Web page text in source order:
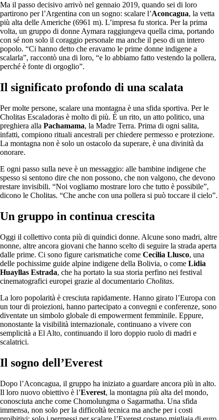
Ma il passo decisivo arrivò nel gennaio 2019, quando sei di loro
partirono per l’Argentina con un sogno: scalare l’Aconcagua, la vetta
più alta delle Americhe (6961 m). L’impresa fu storica. Per la prima
volta, un gruppo di donne Aymara raggiungeva quella cima, portando
con sé non solo il coraggio personale ma anche il peso di un intero
popolo. “Ci hanno detto che eravamo le prime donne indigene a
scalarla”, raccontò una di loro, “e lo abbiamo fatto vestendo la pollera,
perché è fonte di orgoglio”.
Il significato profondo di una scalata
Per molte persone, scalare una montagna è una sfida sportiva. Per le
Cholitas Escaladoras è molto di più. È un rito, un atto politico, una
preghiera alla Pachamama, la Madre Terra. Prima di ogni salita,
infatti, compiono rituali ancestrali per chiedere permesso e protezione.
La montagna non è solo un ostacolo da superare, è una divinità da
onorare.
E ogni passo sulla neve è un messaggio: alle bambine indigene che
spesso si sentono dire che non possono, che non valgono, che devono
restare invisibili. “Noi vogliamo mostrare loro che tutto è possibile”,
dicono le Cholitas. “Che anche con una pollera si può toccare il cielo”.
Un gruppo in continua crescita
Oggi il collettivo conta più di quindici donne. Alcune sono madri, altre
nonne, altre ancora giovani che hanno scelto di seguire la strada aperta
dalle prime. Ci sono figure carismatiche come Cecilia Llusco, una
delle pochissime guide alpine indigene della Bolivia, o come Lidia
Huayllas Estrada, che ha portato la sua storia perfino nei festival
cinematografici europei grazie al documentario Cholitas.
La loro popolarità è cresciuta rapidamente. Hanno girato l’Europa con
un tour di proiezioni, hanno partecipato a convegni e conferenze, sono
diventate un simbolo globale di empowerment femminile. Eppure,
nonostante la visibilità internazionale, continuano a vivere con
semplicità a El Alto, continuando il loro doppio ruolo di madri e
scalatrici.
Il sogno dell’Everest
Dopo l’Aconcagua, il gruppo ha iniziato a guardare ancora più in alto.
Il loro nuovo obiettivo è l’Everest, la montagna più alta del mondo,
conosciuta anche come Chomolungma o Sagarmatha. Una sfida
immensa, non solo per la difficoltà tecnica ma anche per i costi